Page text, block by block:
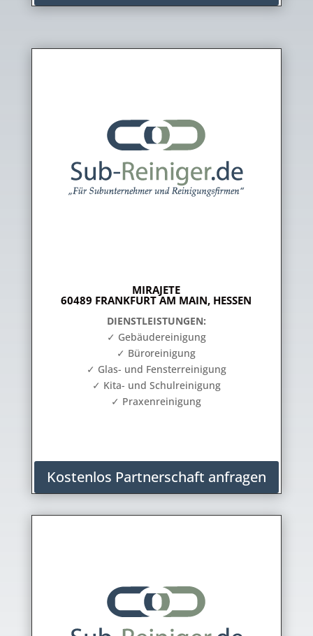
MIRAJETE
60489 FRANKFURT AM MAIN, HESSEN
DIENSTLEISTUNGEN:
✓ Gebäudereinigung
✓ Büroreinigung
✓ Glas- und Fensterreinigung
✓ Kita- und Schulreinigung
✓ Praxenreinigung
Kostenlos Partnerschaft anfragen